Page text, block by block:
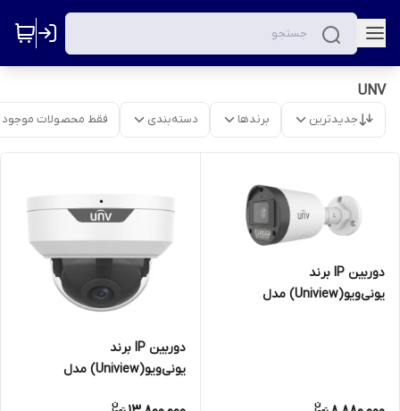
UNV
جدیدترین برندها دسته‌بندی فقط محصولات موجود
دوربین IP برند
یونی‌ویو(Uniview) مدل
دوربین IP برند
یونی‌ویو(Uniview) مدل